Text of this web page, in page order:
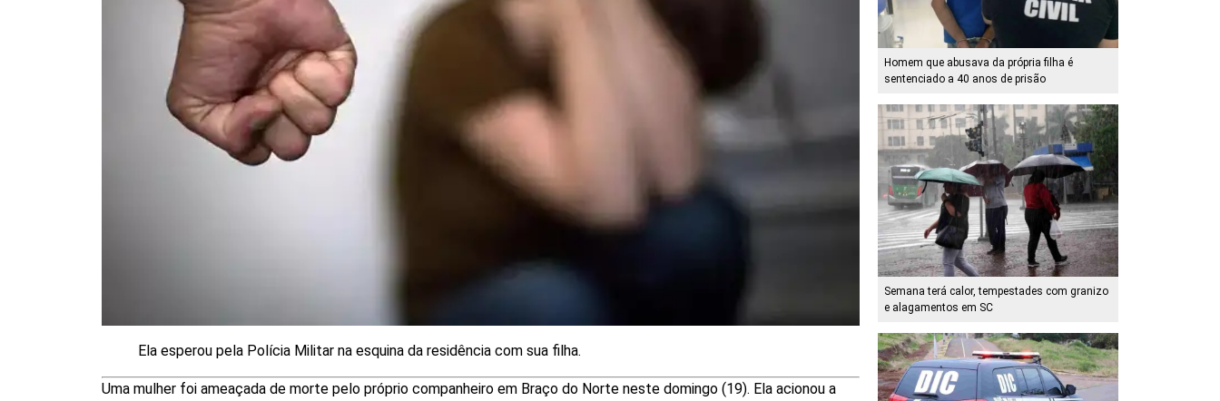
Ela esperou pela Polícia Militar na esquina da residência com sua filha.
Uma mulher foi ameaçada de morte pelo próprio companheiro em Braço do Norte neste domingo (19). Ela acionou a
Homem que abusava da própria filha é
sentenciado a 40 anos de prisão
Semana terá calor, tempestades com granizo
e alagamentos em SC